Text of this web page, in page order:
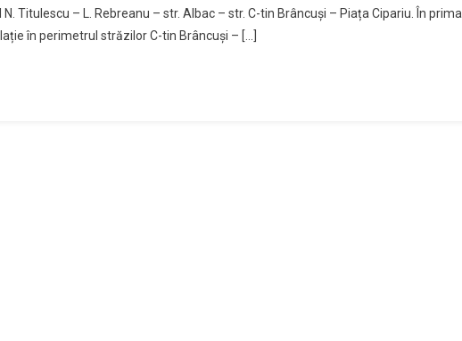
Titulescu – L. Rebreanu – str. Albac – str. C-tin Brâncuși – Piața Cipariu. În prima
în perimetrul străzilor C-tin Brâncuși – […]